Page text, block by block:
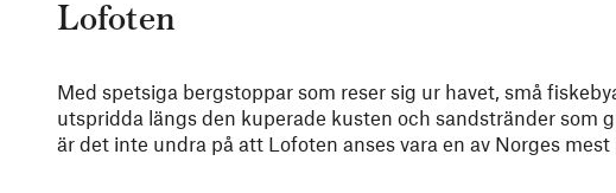
Lofoten
Med spetsiga bergstoppar som reser sig ur havet, små
utspridda längs den kuperade kusten och sandstränder som
är det inte undra på att Lofoten anses vara en av Norges